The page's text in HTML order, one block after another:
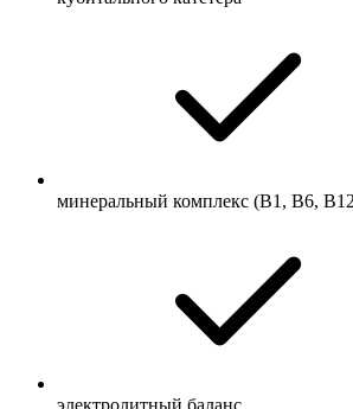
минеральный комплекс (В1, В6,
электролитный баланс